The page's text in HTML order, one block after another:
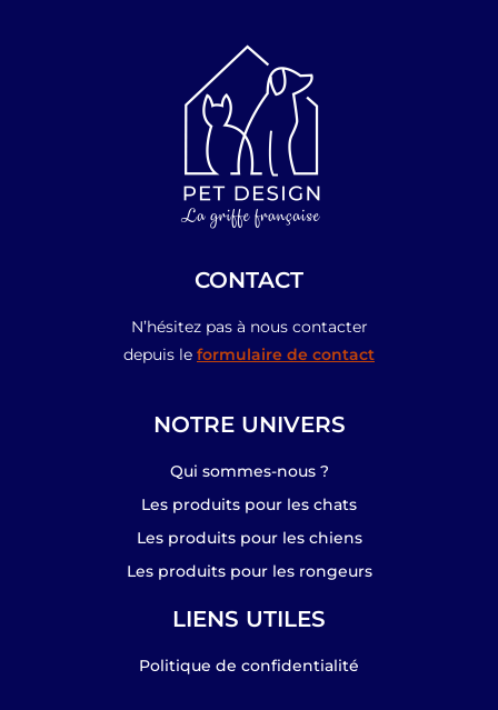
CONTACT
N’hésitez pas à nous contacter
depuis le formulaire de contact
NOTRE UNIVERS
Qui sommes-nous ?
Les produits pour les chats
Les produits pour les chiens
Les produits pour les rongeurs
LIENS UTILES
Politique de confidentialité